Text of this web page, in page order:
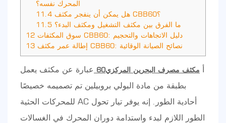
المحرك نفسه؟
11.4
هل يمكن أن ينفجر مكثف CBB60؟
11.5 ما الفرق بين مكثف التشغيل ومكثف البدء؟
12
سوق المكثفات CBB60: دليل الاتجاهات والتحجيم
13
إطالة عمر مكثف CBB60: نصائح الصيانة الوقائية
أ مكثف مصرف البحرين المركزي60
عبارة عن مكثف يعمل
بطبقة من مادة البولي بروبيلين تم تصميمه خصيصًا
للمحركات الحثية AC أحادية الطور. إنه يوفر تيار تحول
الطور اللازم لبدء واستدامة دوران المحرك في الغسالات